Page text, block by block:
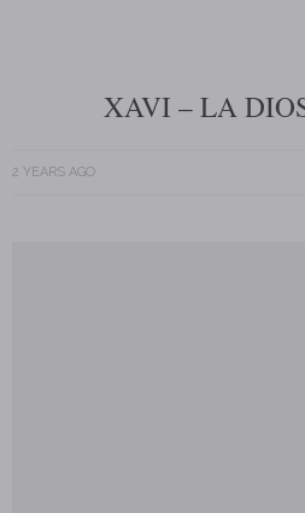
XAVI – LA
2 YEARS AGO